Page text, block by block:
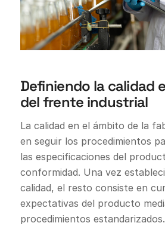
Definiendo la calidad
del frente industrial
La calidad en el ámbito de la
en seguir los procedimientos
las especificaciones del
conformidad. Una vez
calidad, el resto consiste en
expectativas del producto
procedimientos estandarizados.